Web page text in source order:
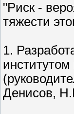
"Риск -
тяжести
1.
Денисов,